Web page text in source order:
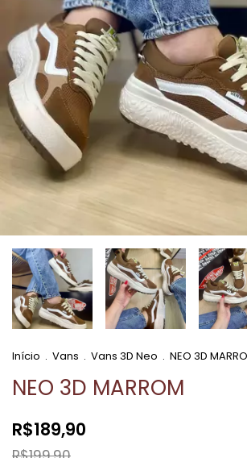
Início . Vans . Vans 3D Neo . NEO 3D
NEO 3D MARROM
R$189,90